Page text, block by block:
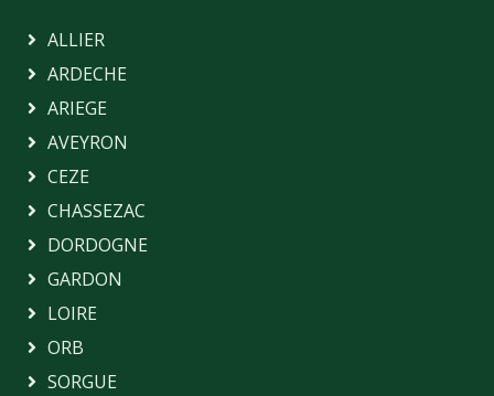
ALLIER
ARDECHE
ARIEGE
AVEYRON
CEZE
CHASSEZAC
DORDOGNE
GARDON
LOIRE
ORB
SORGUE